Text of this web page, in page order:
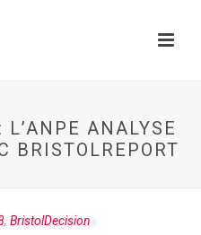
ANALYSE
BRISTOLREPORT
, BristolDecision